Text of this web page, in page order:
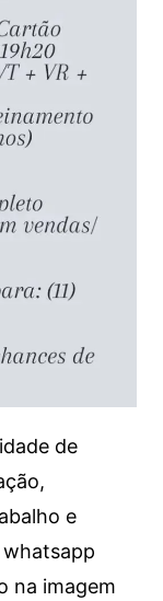
de
e
na imagem